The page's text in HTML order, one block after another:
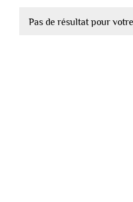
Pas de résultat pour